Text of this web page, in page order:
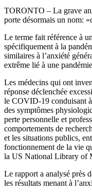
TORONTO – La grave
porte désormais un nom:
Le terme fait référence à
spécifiquement à la
similaires à l’anxiété
extrême lié à une
Les médecins qui ont
réponse déclenchée
le COVID-19 conduisant
des symptômes
perte personnelle et
comportements de
et les situations publics,
fonctionnement de la vie
la US National Library of
Le rapport a analysé près
les résultats menant à